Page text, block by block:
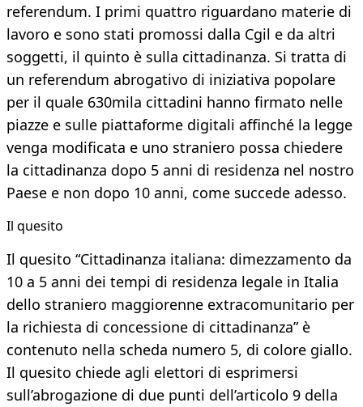
referendum. I primi quattro riguardano materie di
lavoro e sono stati promossi dalla Cgil e da altri
soggetti, il quinto è sulla cittadinanza. Si tratta di
un referendum abrogativo di iniziativa popolare
per il quale 630mila cittadini hanno firmato nelle
piazze e sulle piattaforme digitali affinché la legge
venga modificata e uno straniero possa chiedere
la cittadinanza dopo 5 anni di residenza nel nostro
Paese e non dopo 10 anni, come succede adesso.
Il quesito
Il quesito “Cittadinanza italiana: dimezzamento da
10 a 5 anni dei tempi di residenza legale in Italia
dello straniero maggiorenne extracomunitario per
la richiesta di concessione di cittadinanza” è
contenuto nella scheda numero 5, di colore giallo.
Il quesito chiede agli elettori di esprimersi
sull’abrogazione di due punti dell’articolo 9 della